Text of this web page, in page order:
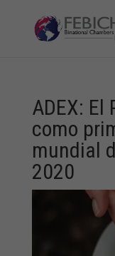
ADEX: El
como
mundial
2020